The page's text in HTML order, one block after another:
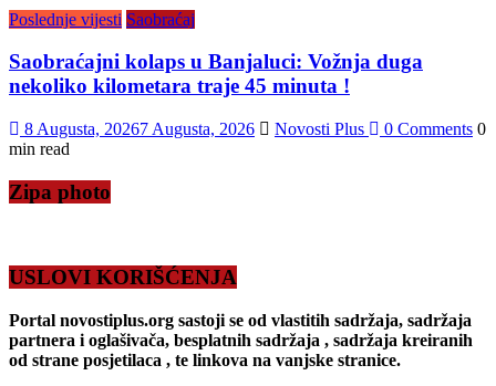
Poslednje vijesti Saobraćaj
Saobraćajni kolaps u Banjaluci: Vožnja duga
nekoliko kilometara traje 45 minuta !
8 Augusta, 20267 Augusta, 2026 Novosti Plus 0 Comments 0
min read
Zipa photo
USLOVI KORIŠĆENJA
Portal novostiplus.org sastoji se od vlastitih sadržaja, sadržaja
partnera i oglašivača, besplatnih sadržaja , sadržaja kreiranih
od strane posjetilaca , te linkova na vanjske stranice.